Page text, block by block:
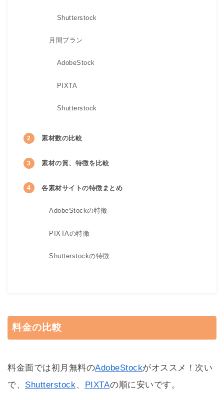
Shutterstock
月間プラン
AdobeStock
PIXTA
Shutterstock
素材数の比較
素材の質、特徴を比較
各素材サイトの特徴まとめ
AdobeStockの特徴
PIXTAの特徴
Shutterstockの特徴
料金の比較
料金面では初月無料のAdobeStockがオススメ！次い
で、 Shutterstock、 PIXTAの順に安いです。